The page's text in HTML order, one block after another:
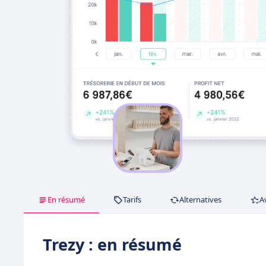
En résumé Tarifs Alternatives
Trezy : en résumé